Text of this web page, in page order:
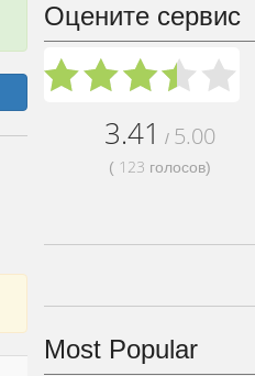
Оцените сервис
3.41 / 5.00
( 123 голосов)
Most Popular